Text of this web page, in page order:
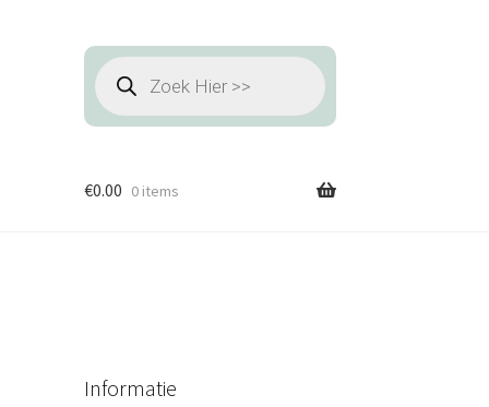
Producten
zoeken
€0.00 0 items
Informatie